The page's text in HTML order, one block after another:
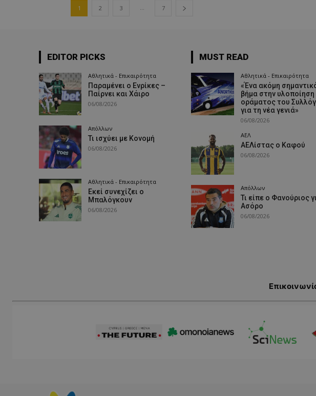
1 2 3 ... 7
EDITOR PICKS
Αθλητικά - Επικαιρότητα
Παραμένει ο Ενρίκες –
Παίρνει και Χάιρο
06/08/2026
Απόλλων
Τι ισχύει με Κονομή
06/08/2026
Αθλητικά - Επικαιρότητα
Εκεί συνεχίζει ο
Μπαλόγκουν
06/08/2026
MUST READ
Αθλητικά - Επικαιρότητα
«Ένα ακόμη
βήμα στην υλοποίηση
οράματος του
για τη νέα γενιά»
06/08/2026
ΑΕΛ
ΑΕΛίστας ο Καφού
06/08/2026
Απόλλων
Τι είπε ο Φανούριος
Ασόρο
06/08/2026